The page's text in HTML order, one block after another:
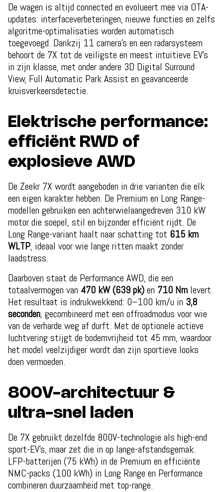
De wagen is altijd connected en evolueert mee via OTA-
updates: interfaceverbeteringen, nieuwe functies en zelfs
algoritme-optimalisaties worden automatisch
toegevoegd. Dankzij 11 camera’s en een radarsysteem
behoort de 7X tot de veiligste en meest intuïtieve EV’s
in zijn klasse, met onder andere 3D Digital Surround
View, Full Automatic Park Assist en geavanceerde
kruisverkeersdetectie.
Elektrische performance:
efficiënt RWD of
explosieve AWD
De Zeekr 7X wordt aangeboden in drie varianten die elk
een eigen karakter hebben. De Premium en Long Range-
modellen gebruiken een achterwielaangedreven 310 kW
motor die soepel, stil en bijzonder efficiënt rijdt. De
Long Range-variant haalt naar schatting tot 615 km
WLTP, ideaal voor wie lange ritten maakt zonder
laadstress.
Daarboven staat de Performance AWD, die een
totaalvermogen van 470 kW (639 pk)en 710 Nm levert.
Het resultaat is indrukwekkend: 0–100 km/u in 3,8
seconden, gecombineerd met een offroadmodus voor wie
van de verharde weg af durft. Met de optionele actieve
luchtvering stijgt de bodemvrijheid tot 45 mm, waardoor
het model veelzijdiger wordt dan zijn sportieve looks
doen vermoeden.
800V-architectuur &
ultra-snel laden
De 7X gebruikt dezelfde 800V-technologie als high-end
sport-EV’s, maar zet die in op lange-afstandsgemak.
LFP-batterijen (75 kWh) in de Premium en efficiënte
NMC-packs (100 kWh) in Long Range en Performance
combineren duurzaamheid met top-range.